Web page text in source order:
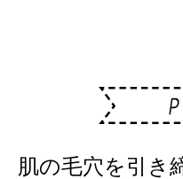
肌の毛穴を引き